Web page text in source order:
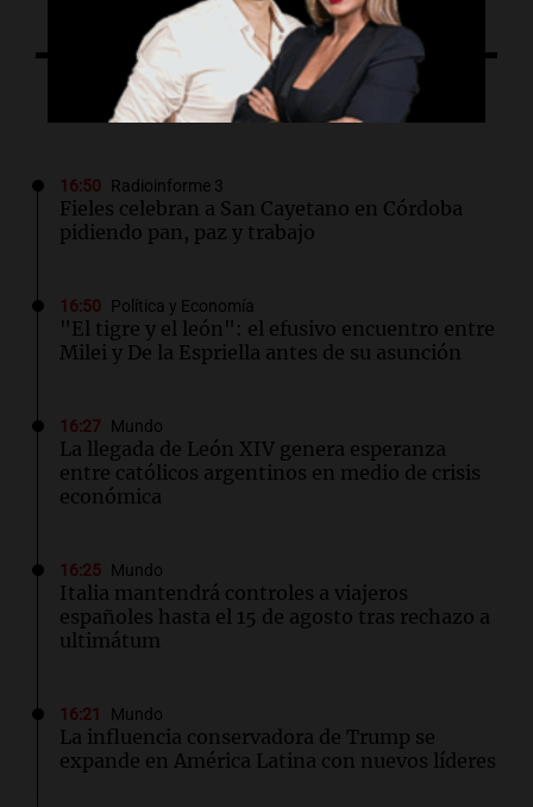
Lo último
16:50 Radioinforme 3
Fieles celebran a San Cayetano en Córdoba
pidiendo pan, paz y trabajo
16:50 Política y Economía
"El tigre y el león": el efusivo encuentro entre
Milei y De la Espriella antes de su asunción
16:27 Mundo
La llegada de León XIV genera esperanza
entre católicos argentinos en medio de crisis
económica
16:25 Mundo
Italia mantendrá controles a viajeros
españoles hasta el 15 de agosto tras rechazo a
ultimátum
16:21 Mundo
La influencia conservadora de Trump se
expande en América Latina con nuevos líderes